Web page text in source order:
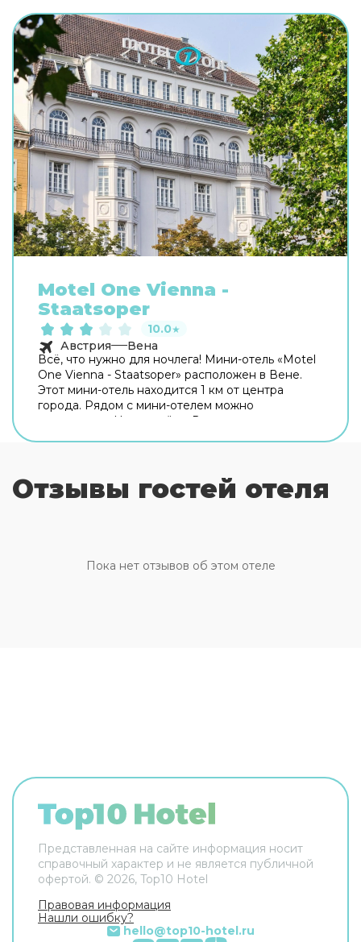
Motel One Vienna -
Staatsoper
10.0★
Австрия
Вена
Всё, что нужно для ночлега! Мини-отель «Motel
One Vienna - Staatsoper» расположен в Вене.
Этот мини-отель находится 1 км от центра
города. Рядом с мини-отелем можно
прогуляться. Неподалёку: Венская
Уточняйте информацию сразу при заезде. В
путешествие можно взять питомца. В мини-
немецком. Чтобы вы могли отдохнуть после
долгого дня, в номере есть душ и телевизор.
Отзывы гостей отеля
Пока нет отзывов об этом отеле
Представленная на сайте информация носит
справочный характер и не является публичной
офертой. © 2026, Top10 Hotel
Правовая информация
Нашли ошибку?
hello@top10-hotel.ru